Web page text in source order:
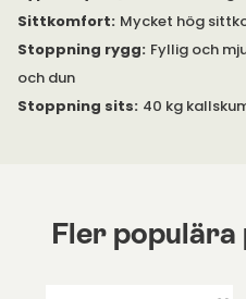
samma tyg som soffan.
under egna artiklar.
I Haven serien finns flera soffor,
fotpalloch olika dekorkuddar.
om du har några frågor om
Sittkomfort: Mycket hög
Stoppning rygg: Fyllig och
och dun
Stoppning sits: 40 kg
Fler